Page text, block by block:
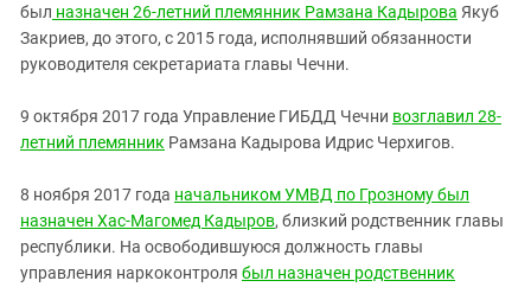
был назначен 26-летний племянник Рамзана Кадырова Якуб
Закриев, до этого, с 2015 года, исполнявший обязанности
руководителя секретариата главы Чечни.
9 октября 2017 года Управление ГИБДД Чечни возглавил 28-
летний племянник Рамзана Кадырова Идрис Черхигов.
8 ноября 2017 года начальником УМВД по Грозному был
назначен Хас-Магомед Кадыров, близкий родственник главы
республики. На освободившуюся должность главы
управления наркоконтроля был назначен родственник